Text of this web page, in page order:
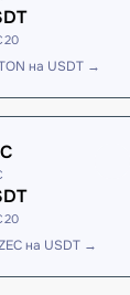
на USDT →
на USDT →